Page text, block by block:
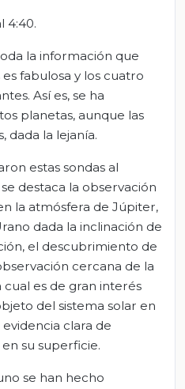
4:40.
la información que
fabulosa y los cuatro
Así es, se ha
planetas, aunque las
dada la lejanía.
estas sondas al
destaca la observación
la atmósfera de Júpiter,
dada la inclinación de
el descubrimiento de
cercana de la
cual es de gran interés
del sistema solar en
clara de
su superficie.
se han hecho